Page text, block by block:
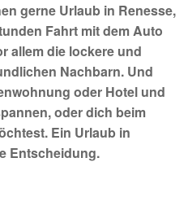
gerne Urlaub in Renesse,
Fahrt mit dem Auto
allem die lockere und
Nachbarn. Und
oder Hotel und
oder dich beim
Ein Urlaub in
Entscheidung.